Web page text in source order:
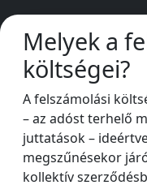
Melyek a
költségei?
A felszámolási
– az adóst terhelő
juttatások –
megszűnésekor
kollektív